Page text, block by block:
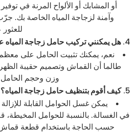
أو المشابك أو الألواح المرنة في
وآمنة لزجاجة المياه الخاصة بك.
هل يمكنني تركيب حامل زجاجة
نعم، يمكنك تثبيت الحامل على
طالما أن القماش وتصميم حقيبة
وزن وحجم الحامل
كيف أقوم بتنظيف حامل زجاجة المياه؟
يمكن غسل الحوامل القابلة للإزالة
في الغسالة. بالنسبة للحوامل المخيطة،
حسب الحاجة باستخدام قطعة